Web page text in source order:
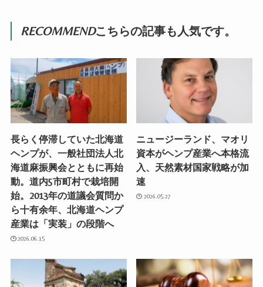
RECOMMENDこちらの記事も人気です。
長らく停滞していた北海道
ヘンプが、一般社団法人北
海道麻振興会とともに再始
動。道内5市町村で栽培開
始。2013年の道議会質問か
ら十有余年、北海道ヘンプ
産業は「実装」の段階へ
2026.06.15
ニュージーランド、マオリ
資本がヘンプ産業へ本格流
入、天然素材国家戦略が加
速
2026.05.27